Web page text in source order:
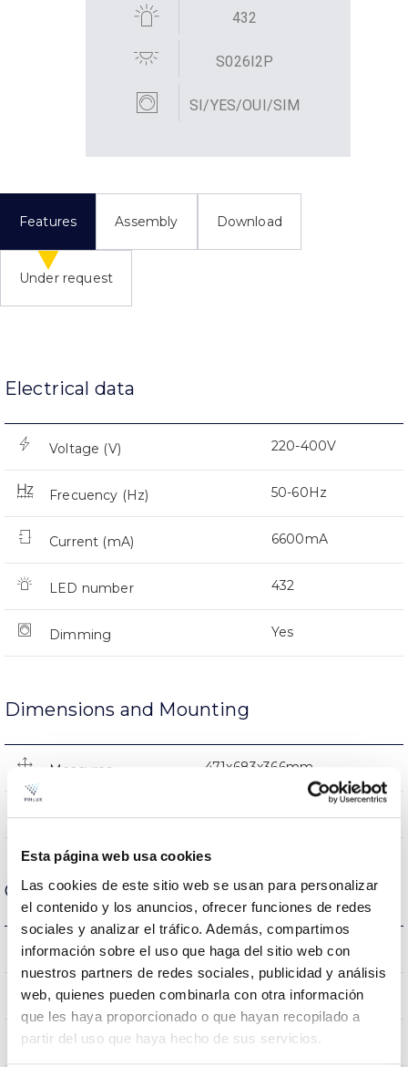
Esta página web usa cookies
Las cookies de este sitio web se usan para personalizar
el contenido y los anuncios, ofrecer funciones de redes
sociales y analizar el tráfico. Además, compartimos
información sobre el uso que haga del sitio web con
nuestros partners de redes sociales, publicidad y análisis
web, quienes pueden combinarla con otra información
que les haya proporcionado o que hayan recopilado a
partir del uso que haya hecho de sus servicios.
432
S026I2P
SI/YES/OUI/SIM
Features Assembly Download
Under request
Electrical data
Voltage (V) 220-400V
Frecuency (Hz) 50-60Hz
Current (mA) 6600mA
LED number 432
Dimming Yes
Dimensions and Mounting
Measures 471x683x366mm
Linkable No
Optical data
Colour temperature 6.000K
CRI Colour rendering index >90
Optical S026I2P